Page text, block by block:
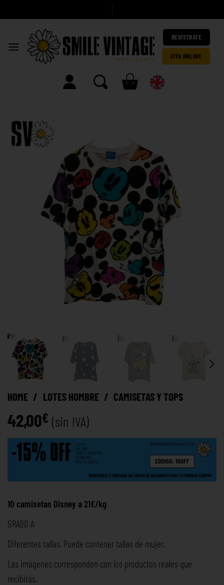
REGÍSTRATE
CITA ONLINE
HOME / LOTES HOMBRE / CAMISETAS Y TOPS
42,00€ (sin IVA)
10 camisetas Disney a 21€/kg
GRADO A
Diferentes tallas. Puede contener tallas de mujer.
Las imágenes corresponden con los productos reales que
recibirás.